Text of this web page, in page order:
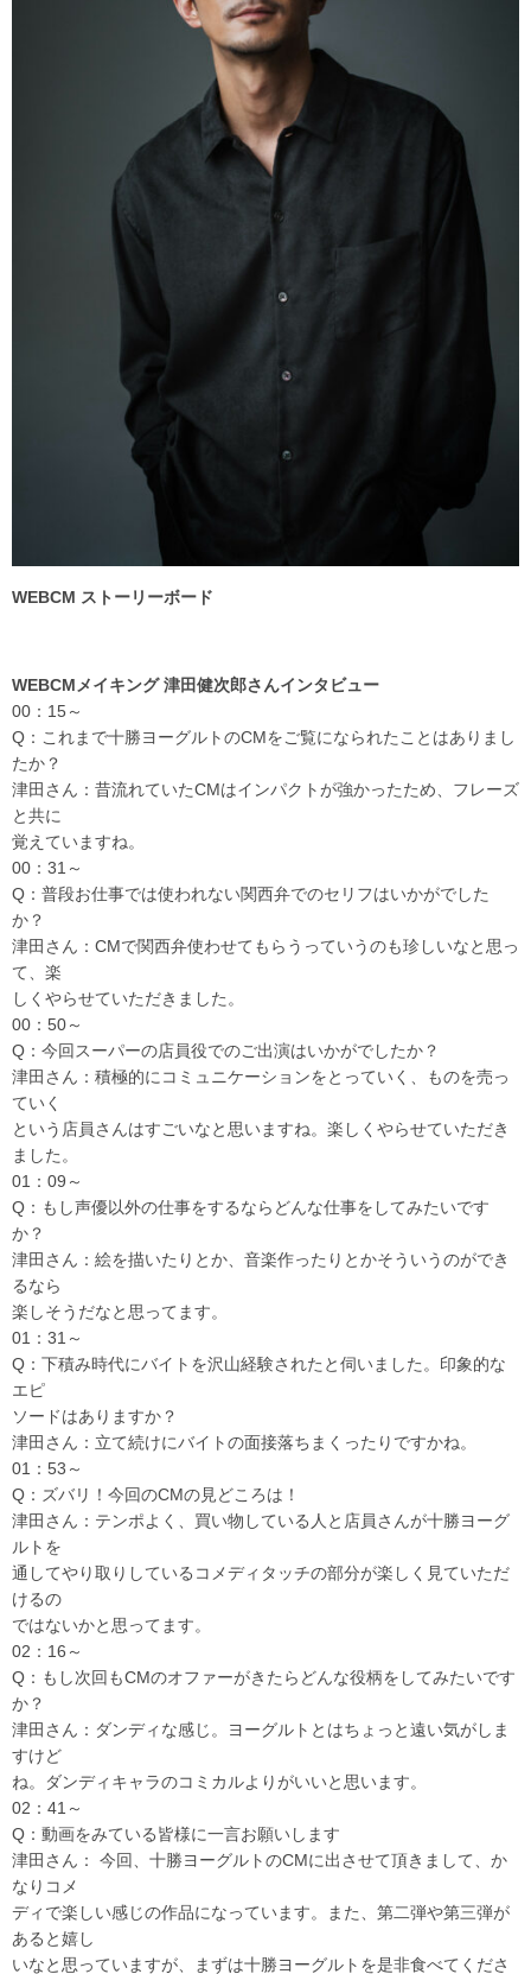
WEBCM ストーリーボード
WEBCMメイキング 津田健次郎さんインタビュー
00：15～
Q：これまで十勝ヨーグルトのCMをご覧になられたことはありまし
たか？
津田さん：昔流れていたCMはインパクトが強かったため、フレーズ
と共に
覚えていますね。
00：31～
Q：普段お仕事では使われない関西弁でのセリフはいかがでした
か？
津田さん：CMで関西弁使わせてもらうっていうのも珍しいなと思っ
て、楽
しくやらせていただきました。
00：50～
Q：今回スーパーの店員役でのご出演はいかがでしたか？
津田さん：積極的にコミュニケーションをとっていく、ものを売っ
ていく
という店員さんはすごいなと思いますね。楽しくやらせていただき
ました。
01：09～
Q：もし声優以外の仕事をするならどんな仕事をしてみたいです
か？
津田さん：絵を描いたりとか、音楽作ったりとかそういうのができ
るなら
楽しそうだなと思ってます。
01：31～
Q：下積み時代にバイトを沢山経験されたと伺いました。印象的な
エピ
ソードはありますか？
津田さん：立て続けにバイトの面接落ちまくったりですかね。
01：53～
Q：ズバリ！今回のCMの見どころは！
津田さん：テンポよく、買い物している人と店員さんが十勝ヨーグ
ルトを
通してやり取りしているコメディタッチの部分が楽しく見ていただ
けるの
ではないかと思ってます。
02：16～
Q：もし次回もCMのオファーがきたらどんな役柄をしてみたいです
か？
津田さん：ダンディな感じ。ヨーグルトとはちょっと遠い気がしま
すけど
ね。ダンディキャラのコミカルよりがいいと思います。
02：41～
Q：動画をみている皆様に一言お願いします
津田さん： 今回、十勝ヨーグルトのCMに出させて頂きまして、か
なりコメ
ディで楽しい感じの作品になっています。また、第二弾や第三弾が
あると嬉し
いなと思っていますが、まずは十勝ヨーグルトを是非食べてくださ